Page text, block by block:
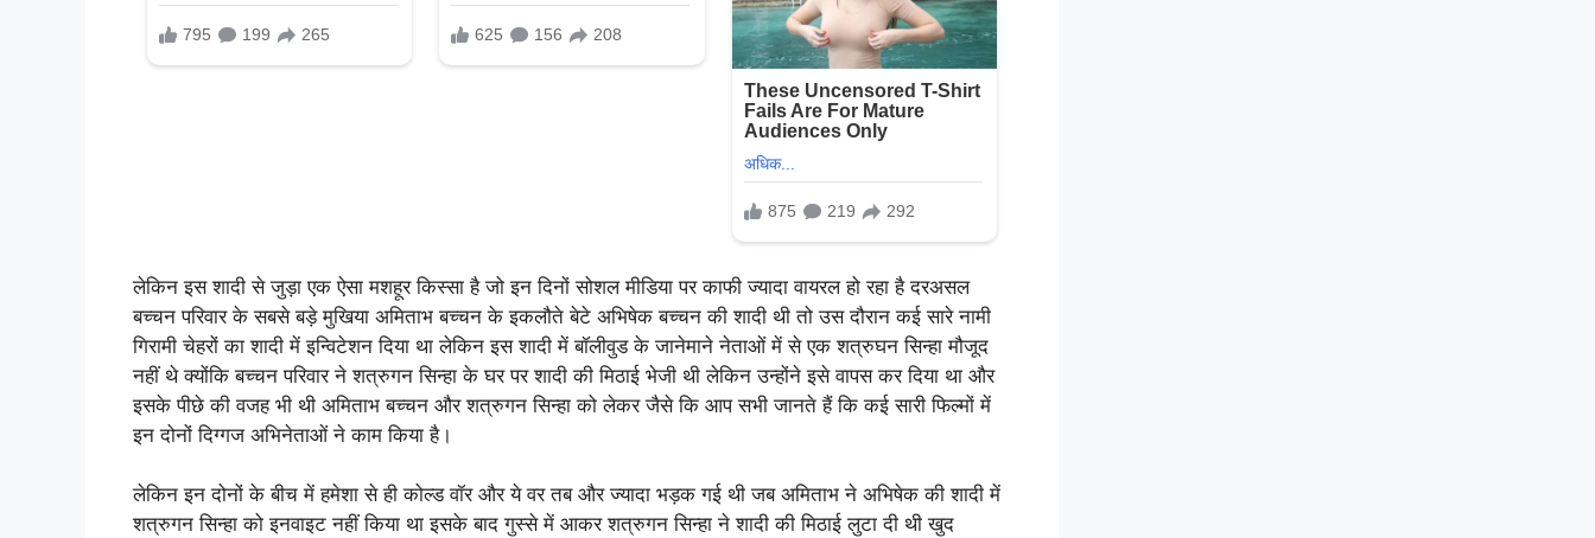
लेकिन इस शादी से जुड़ा एक ऐसा मशहूर किस्सा है जो इन दिनों सोशल मीडिया पर काफी ज्यादा वायरल हो रहा है दरअसल
बच्चन परिवार के सबसे बड़े मुखिया अमिताभ बच्चन के इकलौते बेटे अभिषेक बच्चन की शादी थी तो उस दौरान कई सारे नामी
गिरामी चेहरों का शादी में इन्विटेशन दिया था लेकिन इस शादी में बॉलीवुड के जानेमाने नेताओं में से एक शत्रुघन सिन्हा मौजूद
नहीं थे क्योंकि बच्चन परिवार ने शत्रुगन सिन्हा के घर पर शादी की मिठाई भेजी थी लेकिन उन्होंने इसे वापस कर दिया था और
इसके पीछे की वजह भी थी अमिताभ बच्चन और शत्रुगन सिन्हा को लेकर जैसे कि आप सभी जानते हैं कि कई सारी फिल्मों में
इन दोनों दिग्गज अभिनेताओं ने काम किया है।
लेकिन इन दोनों के बीच में हमेशा से ही कोल्ड वॉर और ये वर तब और ज्यादा भड़क गई थी जब अमिताभ ने अभिषेक की शादी में
शत्रुगन सिन्हा को इनवाइट नहीं किया था इसके बाद गुस्से में आकर शत्रुगन सिन्हा ने शादी की मिठाई लुटा दी थी खुद